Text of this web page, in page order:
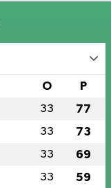
O P
33 77
33 73
33 69
33 59